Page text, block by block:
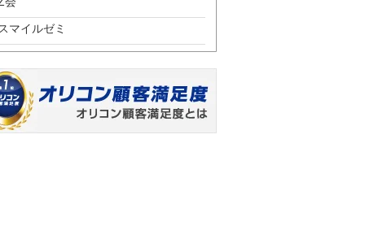
マイルゼミ